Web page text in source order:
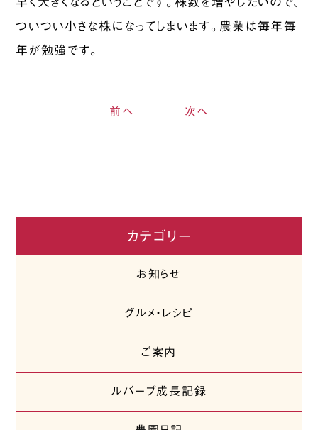
ついつい小さな株になってしまいます。農業は毎年毎
年が勉強です。
前へ 次へ
カテゴリー
お知らせ
グルメ・レシピ
ご案内
ルバーブ成長記録